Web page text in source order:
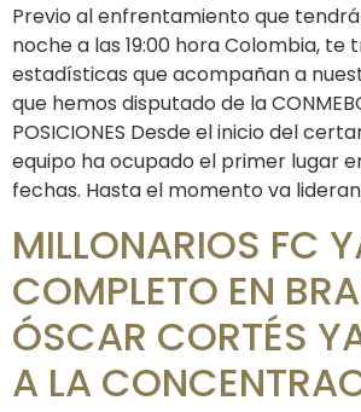
Previo al enfrentamiento que
noche a las 19:00 hora Colombia, te
estadísticas que acompañan a
que hemos disputado de la
POSICIONES Desde el inicio del
equipo ha ocupado el primer lugar
fechas. Hasta el momento va
MILLONARIOS FC
COMPLETO EN
ÓSCAR CORTÉS
A LA